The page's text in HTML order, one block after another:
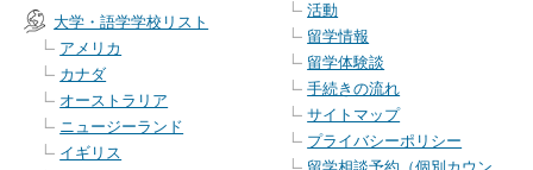
大学・語学学校リスト
アメリカ
カナダ
オーストラリア
ニュージーランド
イギリス
活動
留学情報
留学体験談
手続きの流れ
サイトマップ
プライバシーポリシー